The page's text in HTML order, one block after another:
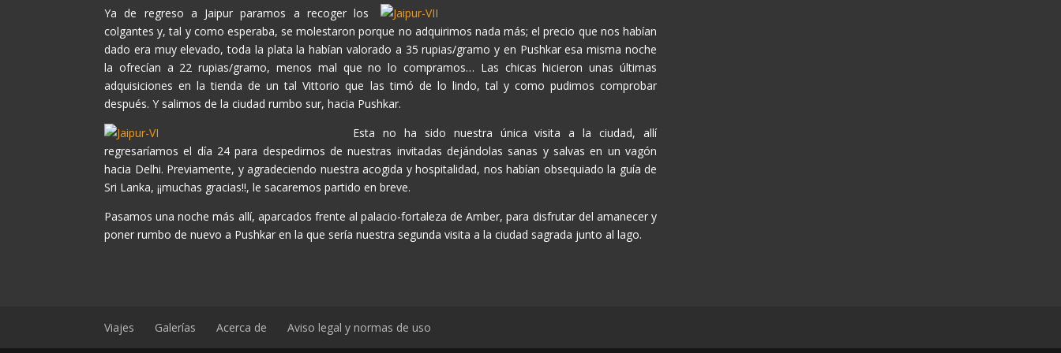
Ya de regreso a Jaipur paramos a recoger los
colgantes y, tal y como esperaba, se molestaron porque no adquirimos nada más; el precio que nos habían
dado era muy elevado, toda la plata la habían valorado a 35 rupias/gramo y en Pushkar esa misma noche
la ofrecían a 22 rupias/gramo, menos mal que no lo compramos… Las chicas hicieron unas últimas
adquisiciones en la tienda de un tal Vittorio que las timó de lo lindo, tal y como pudimos comprobar
después. Y salimos de la ciudad rumbo sur, hacia Pushkar.
Esta no ha sido nuestra única visita a la ciudad, allí
regresaríamos el día 24 para despedirnos de nuestras invitadas dejándolas sanas y salvas en un vagón
hacia Delhi. Previamente, y agradeciendo nuestra acogida y hospitalidad, nos habían obsequiado la guía de
Sri Lanka, ¡¡muchas gracias!!, le sacaremos partido en breve.
Pasamos una noche más allí, aparcados frente al palacio-fortaleza de Amber, para disfrutar del amanecer y
poner rumbo de nuevo a Pushkar en la que sería nuestra segunda visita a la ciudad sagrada junto al lago.
Viajes Galerías Acerca de Aviso legal y normas de uso